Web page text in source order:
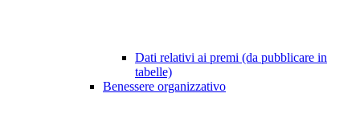
Dati relativi ai premi (da pubblicare in
tabelle)
Benessere organizzativo